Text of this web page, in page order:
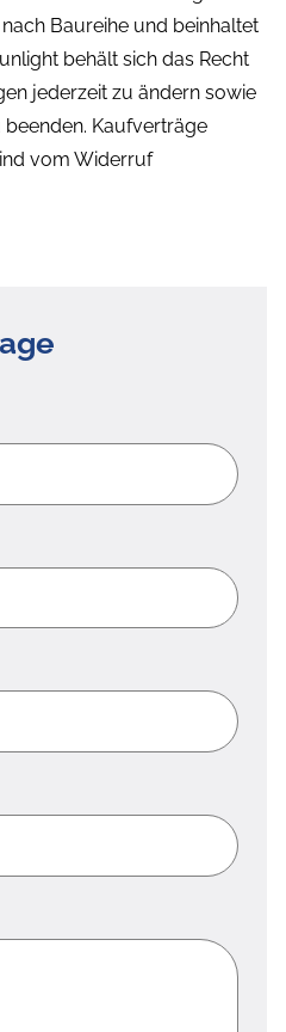
Baureihe und beinhaltet
behält sich das Recht
jederzeit zu ändern sowie
Kaufverträge
vom Widerruf